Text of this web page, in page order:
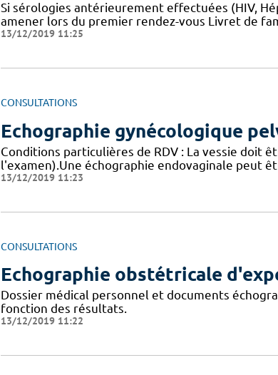
Si sérologies antérieurement effectuées (HIV,
amener lors du premier rendez-vous Livret de
13/12/2019 11:25
CONSULTATIONS
Echographie gynécologique
Conditions particulières de RDV : La vessie doit
l'examen).Une échographie endovaginale peut
13/12/2019 11:23
CONSULTATIONS
Echographie obstétricale
Dossier médical personnel et documents
fonction des résultats.
13/12/2019 11:22